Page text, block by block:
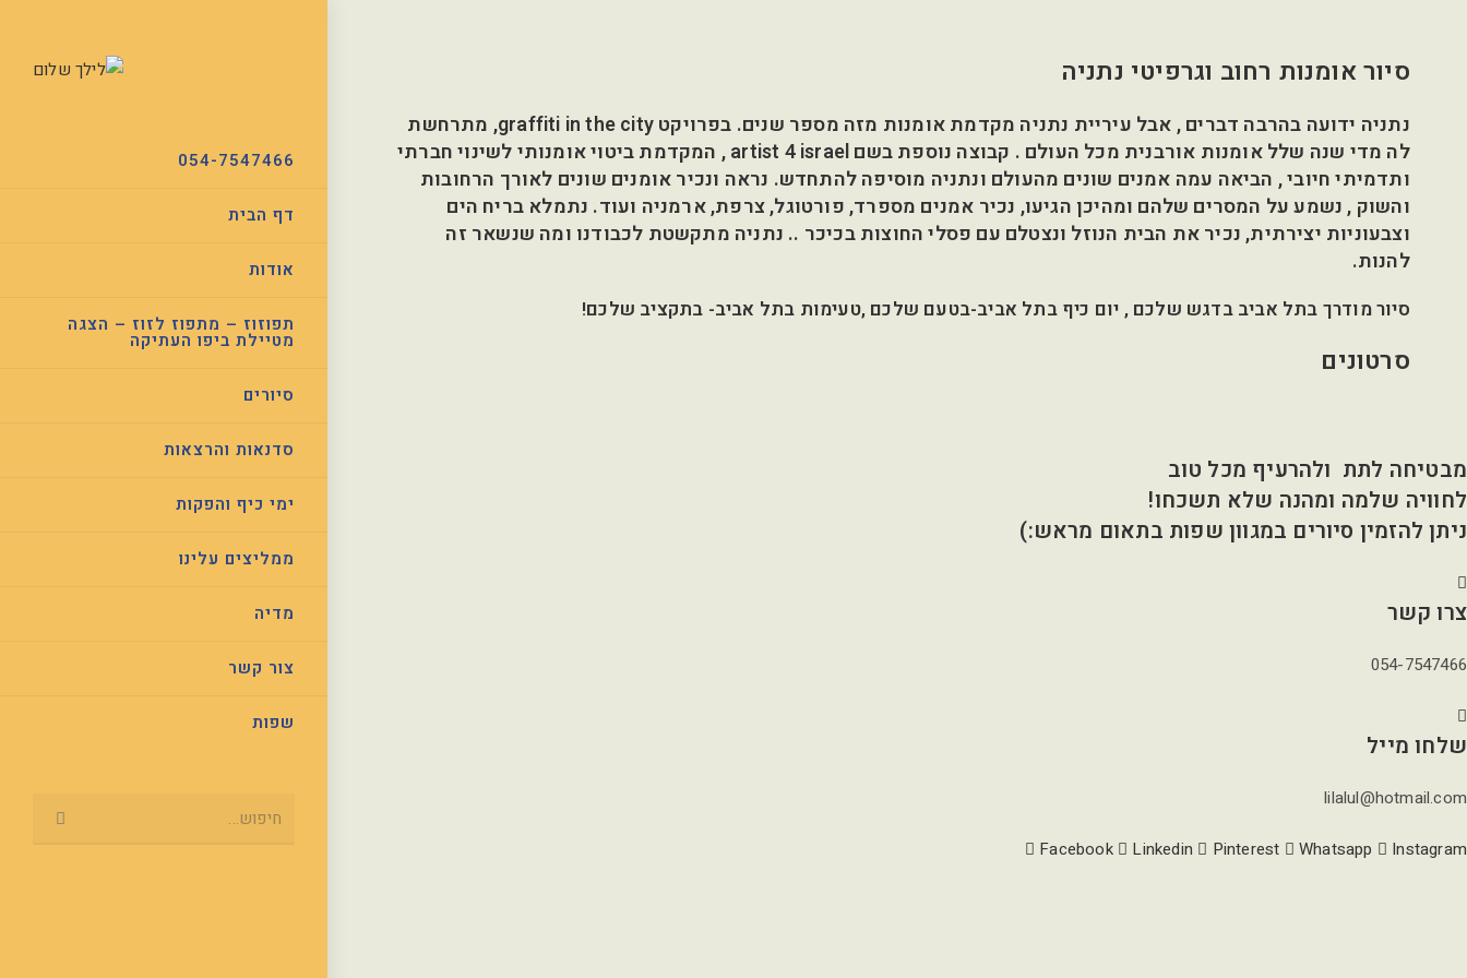
054-7547466
דף הבית
אודות
תפוזוז – מתפוז לזוז – הצגה
מטיילת ביפו העתיקה
סיורים
סדנאות והרצאות
ימי כיף והפקות
ממליצים עלינו
מדיה
צור קשר
שפות
חיפוש...
סיור אומנות רחוב וגרפיטי נתניה
נתניה ידועה בהרבה דברים , אבל עיריית נתניה מקדמת אומנות מזה מספר שנים. בפרויקט graffiti in the city, מתרחשת
לה מדי שנה שלל אומנות אורבנית מכל העולם . קבוצה נוספת בשם artist 4 israel , המקדמת ביטוי אומנותי לשינוי חברתי
ותדמיתי חיובי , הביאה עמה אמנים שונים מהעולם ונתניה מוסיפה להתחדש. נראה ונכיר אומנים שונים לאורך הרחובות
והשוק , נשמע על המסרים שלהם ומהיכן הגיעו, נכיר אמנים מספרד, פורטוגל, צרפת, ארמניה ועוד. נתמלא בריח הים
וצבעוניות יצירתית, נכיר את הבית הנוזל ונצטלם עם פסלי החוצות בכיכר .. נתניה מתקשטת לכבודנו ומה שנשאר זה
להנות.
סיור מודרך בתל אביב בדגש שלכם , יום כיף בתל אביב-בטעם שלכם ,טעימות בתל אביב- בתקציב שלכם!
סרטונים
מבטיחה לתת ולהרעיף מכל טוב
לחוויה שלמה ומהנה שלא תשכחו!
ניתן להזמין סיורים במגוון שפות בתאום מראש:)
צרו קשר
054-7547466
שלחו מייל
lilalul@hotmail.com
Facebook Linkedin Pinterest Whatsapp Instagram